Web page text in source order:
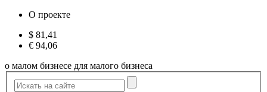
О проекте
$ 81,41
€ 94,06
о малом бизнесе для малого бизнеса